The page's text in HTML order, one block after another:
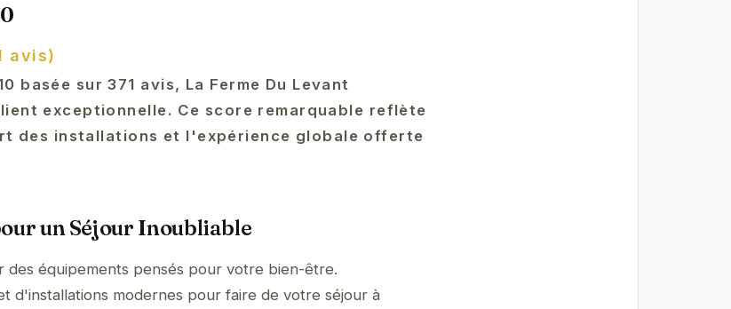
avis)
basée sur 371 avis, La Ferme Du Levant
exceptionnelle. Ce score remarquable reflète
des installations et l'expérience globale offerte
un Séjour Inoubliable
des équipements pensés pour votre bien-être.
d'installations modernes pour faire de votre séjour à